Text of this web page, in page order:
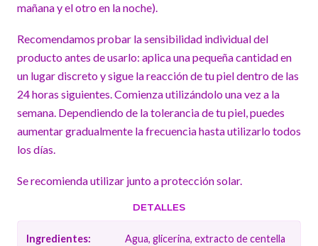
mañana y el otro en la noche).
Recomendamos probar la sensibilidad individual del
producto antes de usarlo: aplica una pequeña cantidad en
un lugar discreto y sigue la reacción de tu piel dentro de las
24 horas siguientes. Comienza utilizándolo una vez a la
semana. Dependiendo de la tolerancia de tu piel, puedes
aumentar gradualmente la frecuencia hasta utilizarlo todos
los días.
Se recomienda utilizar junto a protección solar.
DETALLES
Ingredientes:
Agua, glicerina, extracto de centella